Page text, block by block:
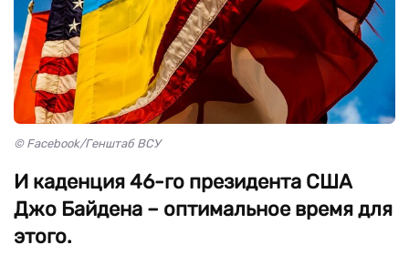
© Facebook/Генштаб ВСУ
И каденция 46-го президента США
Джо Байдена – оптимальное время для
этого.